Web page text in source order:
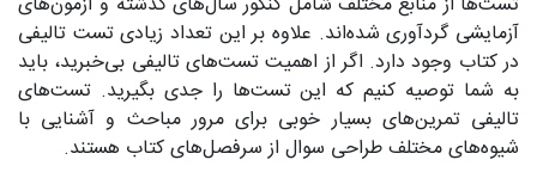
آزمایشی گردآوری شده‌اند. علاوه بر این تعداد زیادی تست تالیفی
در کتاب وجود دارد. اگر از اهمیت تست‌های تالیفی بی‌خبرید، باید
به شما توصیه کنیم که این تست‌ها را جدی بگیرید. تست‌های
تالیفی تمرین‌های بسیار خوبی برای مرور مباحث و آشنایی با
شیوه‌های مختلف طراحی سوال از سرفصل‌های کتاب هستند.